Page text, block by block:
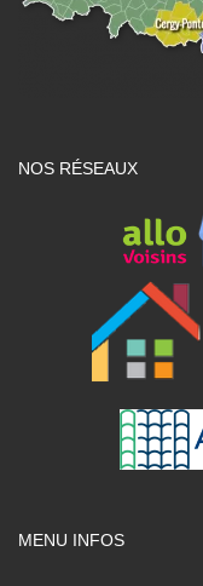
NOS RÉSEAUX
MENU INFOS